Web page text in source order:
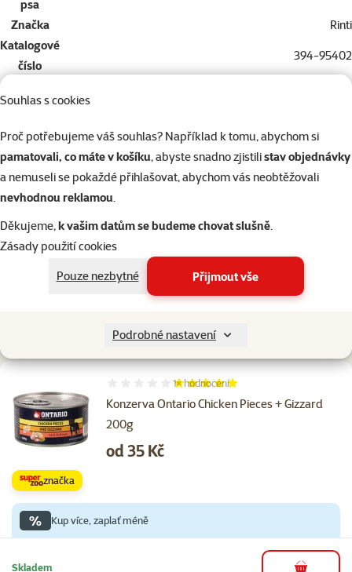
Souhlas s cookies
Proč potřebujeme váš souhlas? Například k tomu, abychom si
pamatovali, co máte v košíku, abyste snadno zjistilistav objednávky
a nemuseli se pokaždé přihlašovat, abychom vás neobtěžovali
nevhodnou reklamou.
Děkujeme,k vašim datům se budeme chovat slušně.
Zásady použití cookies
Pouze nezbytné
Přijmout vše
Podrobné nastavení
psa
Značka
Rinti
Katalogové
číslo
394-95402
4000158954022
Konzerva Ontario Chicken Pieces + Chicken
Nugget 200g
Hodnocení 100%, počet hodnocení: 10
10×hodnocení
Cena
od 35 Kč
Kup více, zaplať méně
Konzerva Ontario Chicken Pieces + Gizzard
200g
Hodnocení 100%, počet hodnocení: 1
1×hodnocení
Cena
od 35 Kč
značka
% Kup více, zaplať méně
Skladem